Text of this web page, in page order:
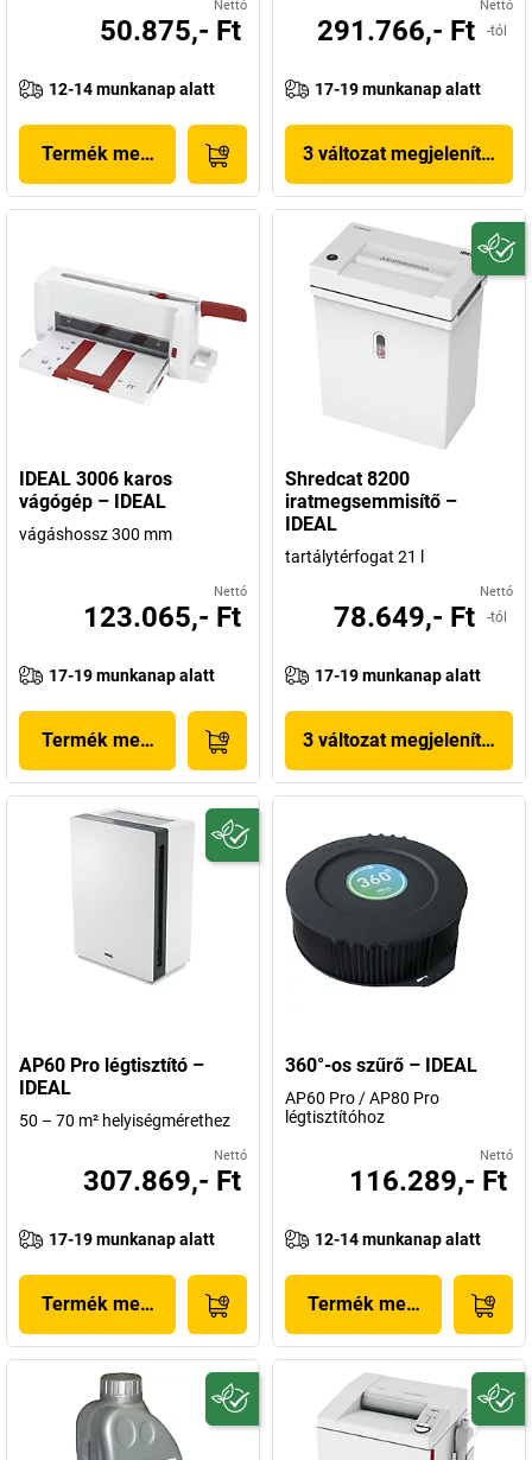
Nettó
50.875,- Ft
12-14 munkanap alatt
Termék megjelenítése
Nettó
291.766,- Ft -tól
17-19 munkanap alatt
3 változat megjelenítése
IDEAL 3006 karos
vágógép – IDEAL
vágáshossz 300 mm
Nettó
123.065,- Ft
17-19 munkanap alatt
Termék megjelenítése
Shredcat 8200
iratmegsemmisítő –
IDEAL
tartálytérfogat 21 l
Nettó
78.649,- Ft -tól
17-19 munkanap alatt
3 változat megjelenítése
AP60 Pro légtisztító –
IDEAL
50 – 70 m² helyiségmérethez
Nettó
307.869,- Ft
17-19 munkanap alatt
Termék megjelenítése
360°-os szűrő – IDEAL
AP60 Pro / AP80 Pro
légtisztítóhoz
Nettó
116.289,- Ft
12-14 munkanap alatt
Termék megjelenítése